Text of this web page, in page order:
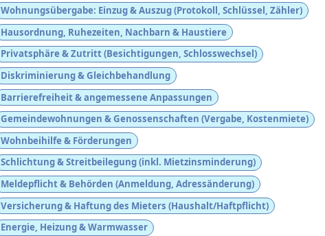
Wohnungsübergabe: Einzug & Auszug (Protokoll, Schlüssel, Zähler)
Hausordnung, Ruhezeiten, Nachbarn & Haustiere
Privatsphäre & Zutritt (Besichtigungen, Schlosswechsel)
Diskriminierung & Gleichbehandlung
Barrierefreiheit & angemessene Anpassungen
Gemeindewohnungen & Genossenschaften (Vergabe, Kostenmiete)
Wohnbeihilfe & Förderungen
Schlichtung & Streitbeilegung (inkl. Mietzinsminderung)
Meldepflicht & Behörden (Anmeldung, Adressänderung)
Versicherung & Haftung des Mieters (Haushalt/Haftpflicht)
Energie, Heizung & Warmwasser